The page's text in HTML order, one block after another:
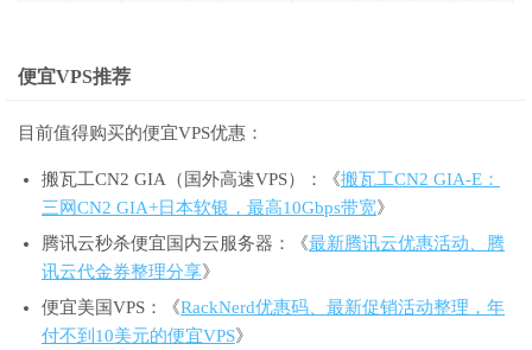
便宜VPS推荐
目前值得购买的便宜VPS优惠：
搬瓦工CN2 GIA（国外高速VPS）：《搬瓦工CN2 GIA-E：
三网CN2 GIA+日本软银，最高10Gbps带宽》
腾讯云秒杀便宜国内云服务器：《最新腾讯云优惠活动、腾
讯云代金券整理分享》
便宜美国VPS：《RackNerd优惠码、最新促销活动整理，年
付不到10美元的便宜VPS》